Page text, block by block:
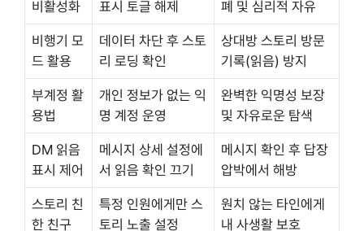
비활성화
표시 토글 해제
폐 및 심리적 자유
비행기 모
드 활용
데이터 차단 후 스토
리 로딩 확인
상대방 스토리 방문
기록(읽음) 방지
부계정 활
용법
개인 정보가 없는 익
명 계정 운영
완벽한 익명성 보장
및 자유로운 탐색
DM 읽음
표시 제어
메시지 상세 설정에
서 읽음 확인 끄기
메시지 확인 후 답장
압박에서 해방
스토리 친
한 친구
특정 인원에게만 스
토리 노출 설정
원치 않는 타인에게
내 사생활 보호